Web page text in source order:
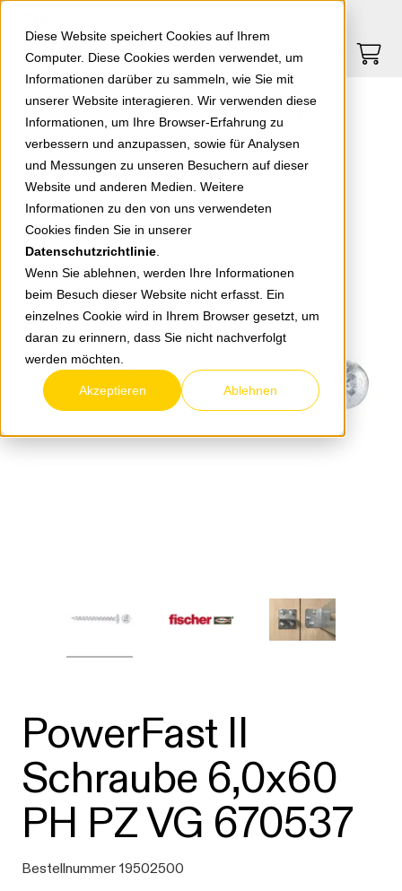
Diese Website speichert Cookies auf Ihrem
Computer. Diese Cookies werden verwendet, um
Informationen darüber zu sammeln, wie Sie mit
unserer Website interagieren. Wir verwenden diese
Informationen, um Ihre Browser-Erfahrung zu
verbessern und anzupassen, sowie für Analysen
und Messungen zu unseren Besuchern auf dieser
Website und anderen Medien. Weitere
Informationen zu den von uns verwendeten
Cookies finden Sie in unserer
Datenschutzrichtlinie
Wenn Sie ablehnen, werden Ihre Informationen
beim Besuch dieser Website nicht erfasst. Ein
einzelnes Cookie wird in Ihrem Browser gesetzt, um
daran zu erinnern, dass Sie nicht nachverfolgt
werden möchten.
Akzeptieren Ablehnen
Springe zu Hauptinhalt Springe zum Footer
0
zurück zur Übersicht
PowerFast II
Schraube 6,0x60
PH PZ VG 670537
Bestellnummer 19502500